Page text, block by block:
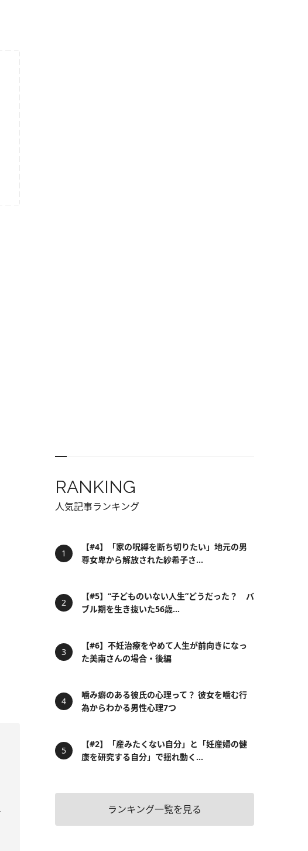
RANKING
人気記事ランキング
【#4】「家の呪縛を断ち切りたい」地元の男
尊女卑から解放された紗希子さ...
【#5】“子どものいない人生”どうだった？ バ
ブル期を生き抜いた56歳...
【#6】不妊治療をやめて人生が前向きになっ
た美南さんの場合・後編
噛み癖のある彼氏の心理って？ 彼女を噛む行
為からわかる男性心理7つ
【#2】「産みたくない自分」と「妊産婦の健
康を研究する自分」で揺れ動く...
ランキング一覧を見る